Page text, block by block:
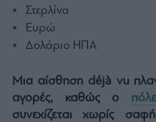
Bons
Vivants
Style
Υγεία
Architecture
Στερλίνα
Ευρώ
Δολάριο ΗΠΑ
Μια αίσθηση déjà vu
αγορές, καθώς ο
συνεχίζεται χωρίς